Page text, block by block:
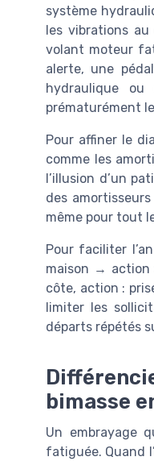
système
les vibrations au
volant moteur
alerte, une
hydraulique
prématurément
Pour affiner le
comme les
l’illusion d’un
des
même pour tout
Pour faciliter
maison → action
côte, action :
limiter les
départs répétés
bimasse
Un embrayage
fatiguée. Quand